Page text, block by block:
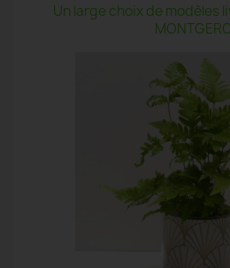
Un large choix de modèles